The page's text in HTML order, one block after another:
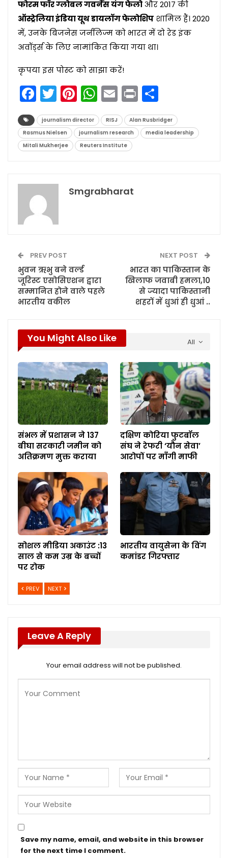
फोरम फॉर ग्लोबल गवर्नेंस यंग फेलोऔर 2017 की
ऑस्ट्रेलिया इंडिया यूथ डायलॉग फेलोशिप शामिल हैं। 2020
में, उनके बिजनेस जर्नलिज्म को भारत में दो रेड इंक
अवॉर्ड्स के लिए नामांकित किया गया था।
कृपया इस पोस्ट को साझा करें!
Facebook
Twitter
Pinterest
WhatsApp
Email
Print
journalism director RISJ
Alan Rusbridger
Rasmus Nielsen
journalism research
media leadership
Mitali Mukherjee
Reuters Institute
Smgrabharat
PREV POST
भुवन ऋभु बने वर्ल्ड
जूरिस्ट एसोसिएशन द्वारा
सम्मानित होने वाले पहले
भारतीय वकील
NEXT POST
भारत का पाकिस्तान के
खिलाफ जवाबी हमला,10
से ज्यादा पाकिस्तानी
शहरों में धुआं ही धुआं ..
All
You Might Also Like
संभल में प्रशासन ने 137
बीघा सरकारी जमीन को
अतिक्रमण मुक्त कराया
दक्षिण कोरिया फुटबॉल
संघ ने रेफरी ‘यौन सेवा’
आरोपों पर माँगी माफी
सोशल मीडिया अकाउंट :13
साल से कम उम्र के बच्चों
पर रोक
भारतीय वायुसेना के विंग
कमांडर गिरफ्तार
PREV NEXT
Leave A Reply
Your email address will not be published.
Save my name, email, and website in this browser
for the next time I comment.